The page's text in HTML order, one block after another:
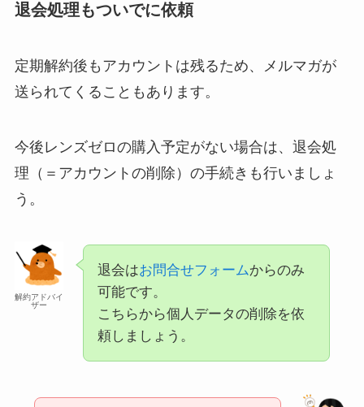
退会処理もついでに依頼
定期解約後もアカウントは残るため、メルマガが
送られてくることもあります。
今後レンズゼロの購入予定がない場合は、退会処
理（＝アカウントの削除）の手続きも行いましょ
う。
解約アドバイ
ザー
退会はお問合せフォームからのみ
可能です。
こちらから個人データの削除を依
頼しましょう。